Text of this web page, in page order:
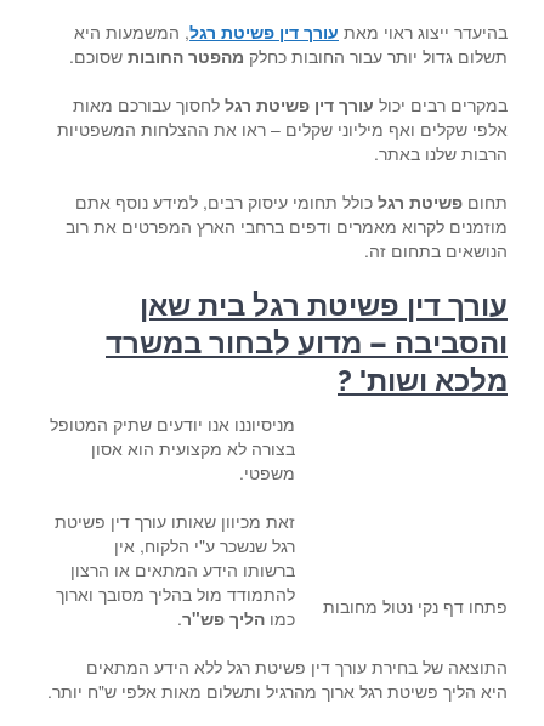
בהיעדר ייצוג ראוי מאת עורך דין פשיטת רגל, המשמעות היא
תשלום גדול יותר עבור החובות כחלק מהפטר החובות שסוכם.
במקרים רבים יכול עורך דין פשיטת רגל לחסוך עבורכם מאות
אלפי שקלים ואף מיליוני שקלים – ראו את ההצלחות המשפטיות
הרבות שלנו באתר.
תחום פשיטת רגל כולל תחומי עיסוק רבים, למידע נוסף אתם
מוזמנים לקרוא מאמרים ודפים ברחבי הארץ המפרטים את רוב
הנושאים בתחום זה.
עורך דין פשיטת רגל בית שאן
והסביבה – מדוע לבחור במשרד
מלכא ושות' ?
פתחו דף נקי נטול מחובות
מניסיוננו אנו יודעים שתיק המטופל
בצורה לא מקצועית הוא אסון
משפטי.
זאת מכיוון שאותו עורך דין פשיטת
רגל שנשכר ע"י הלקוח, אין
ברשותו הידע המתאים או הרצון
להתמודד מול בהליך מסובך וארוך
כמו הליך פש"ר.
התוצאה של בחירת עורך דין פשיטת רגל ללא הידע המתאים
היא הליך פשיטת רגל ארוך מהרגיל ותשלום מאות אלפי ש"ח יותר.